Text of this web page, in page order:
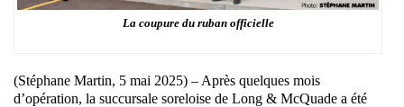
La coupure du ruban officielle
(Stéphane Martin, 5 mai 2025) – Après quelques mois
d’opération, la succursale soreloise de Long & McQuade a été